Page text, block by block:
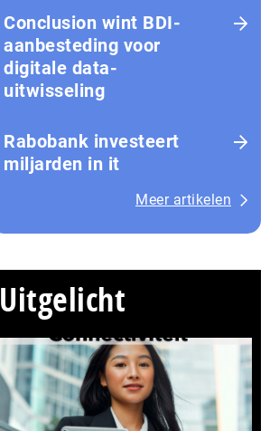
Conclusion wint BDI-
aanbesteding voor
digitale data-
uitwisseling
Rabobank investeert
miljarden in it
Meer artikelen
Uitgelicht